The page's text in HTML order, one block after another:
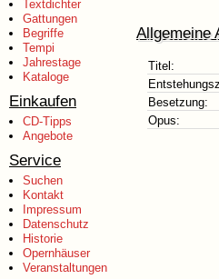
Textdichter
Gattungen
Begriffe
Tempi
Jahrestage
Kataloge
Einkaufen
CD-Tipps
Angebote
Service
Suchen
Kontakt
Impressum
Datenschutz
Historie
Opernhäuser
Veranstaltungen
Allgemeine
Titel:
Besetzung:
Opus: